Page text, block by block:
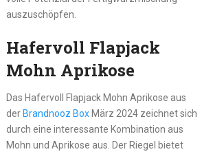
auszuschöpfen.
Hafervoll Flapjack
Mohn Aprikose
Das Hafervoll Flapjack Mohn Aprikose aus
derBrandnooz BoxMärz 2024 zeichnet sich
durch eine interessante Kombination aus
Mohn und Aprikose aus. Der Riegel bietet